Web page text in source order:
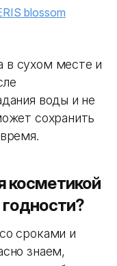
blossom
в сухом месте и
воды и не
сохранить
косметикой
сроками и
знаем,